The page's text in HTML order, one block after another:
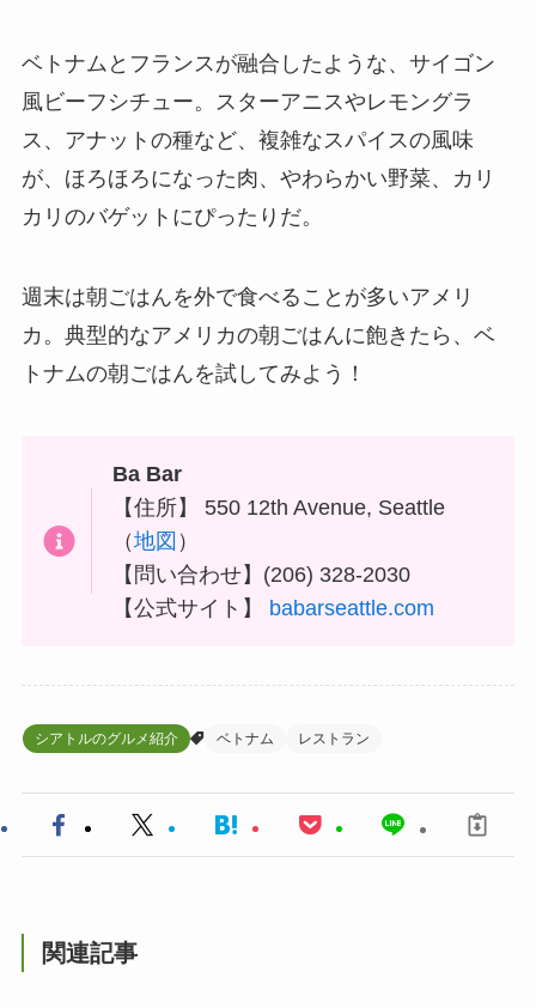
ベトナムとフランスが融合したような、サイゴン
風ビーフシチュー。スターアニスやレモングラ
ス、アナットの種など、複雑なスパイスの風味
が、ほろほろになった肉、やわらかい野菜、カリ
カリのバゲットにぴったりだ。
週末は朝ごはんを外で食べることが多いアメリ
カ。典型的なアメリカの朝ごはんに飽きたら、ベ
トナムの朝ごはんを試してみよう！
Ba Bar
【住所】 550 12th Avenue, Seattle
（地図 ）
【問い合わせ】(206) 328-2030
【公式サイト】 babarseattle.com
シアトルのグルメ紹介 ベトナム レストラン
関連記事